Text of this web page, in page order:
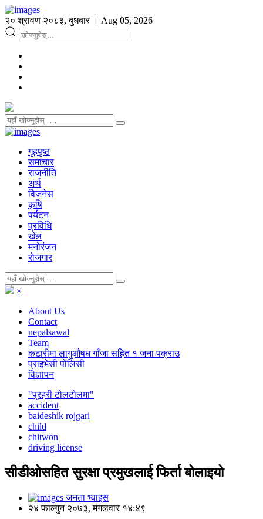
२० श्रावण २०८३, बुधबार । Aug 05, 2026
गृहपृष्ठ
समाचार
राजनीति
अर्थ
विजनेस
कृषि
पर्यटन
प्रविधि
खेल
मनोरंजन
रोजगार
×
About Us
Contact
nepalsawal
Team
कटारीमा लागुऔषध गाँजा सहित १ जना पक्राउ
प्राइभेसी पोलिसी
विज्ञापन
"प्रहरी टोलटोलमा"
accident
baideshik rojgari
child
chitwon
driving license
सीडीओसहित सुरक्षा प्रमुखलाई फिर्ता बोलाइयो
जनता भ्वाइस
२४ फाल्गुन २०७३, मंगलवार १४:४९